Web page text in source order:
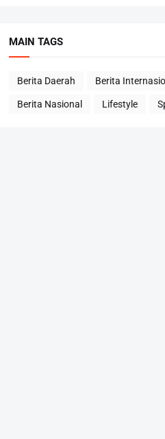
MAIN TAGS
Berita Daerah Berita
Berita Nasional Lifestyle